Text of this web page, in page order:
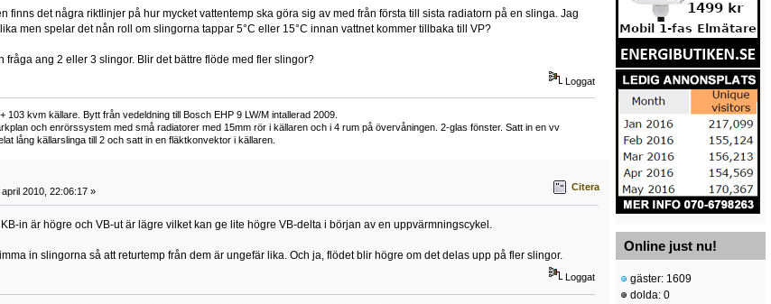
finns det några riktlinjer på hur mycket vattentemp ska göra sig av med från första till sista radiatorn på en slinga. Jag
men spelar det nån roll om slingorna tappar 5°C eller 15°C innan vattnet kommer tillbaka till VP?
fråga ang 2 eller 3 slingor. Blir det bättre flöde med fler slingor?
Loggat
103 kvm källare. Bytt från vedeldning till Bosch EHP 9 LW/M intallerad 2009.
och enrörssystem med små radiatorer med 15mm rör i källaren och i 4 rum på övervåningen. 2-glas fönster. Satt in en vv
lång källarslinga till 2 och satt in en fläktkonvektor i källaren.
april 2010, 22:06:17 » Citera
in är högre och VB-ut är lägre vilket kan ge lite högre VB-delta i början av en uppvärmningscykel.
in slingorna så att returtemp från dem är ungefär lika. Och ja, flödet blir högre om det delas upp på fler slingor.
Loggat
Online just nu!
gäster: 1609
dolda: 0